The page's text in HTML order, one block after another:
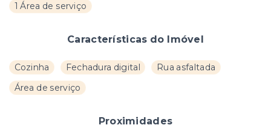
1 Área de serviço
Características do Imóvel
Cozinha Fechadura digital
Rua asfaltada
Área de serviço
Proximidades